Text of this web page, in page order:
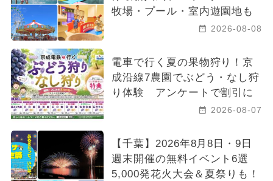
牧場・プール・室内遊園地も
2026-08-08
電車で行く夏の果物狩り！京
成沿線7農園でぶどう・なし狩
り体験 アンケートで割引に
2026-08-07
【千葉】2026年8月8日・9日
週末開催の無料イベント6選
5,000発花火大会＆夏祭りも！